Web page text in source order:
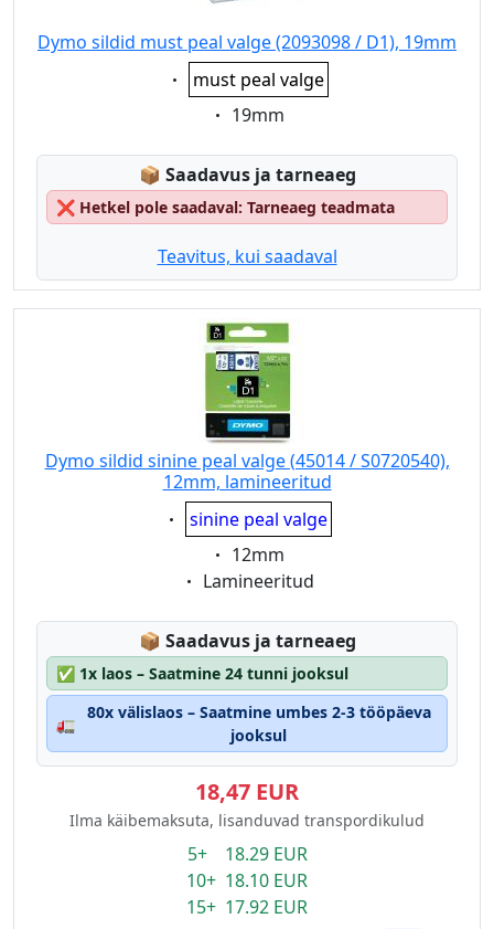
Dymo sildid must peal valge (2093098 / D1), 19mm
Eigenschaft:
must peal valge
Eigenschaft:
19mm
📦 Lagerstatus:
Saadavus ja tarneaeg
❌ Hetkel pole saadaval: Tarneaeg teadmata
Teavitus, kui saadaval
Dymo sildid sinine peal valge (45014 / S0720540),
12mm, lamineeritud
Eigenschaft:
sinine peal valge
Eigenschaft:
12mm
Eigenschaft:
Lamineeritud
📦 Lagerstatus:
Saadavus ja tarneaeg
✅ 1x laos – Saatmine 24 tunni jooksul
🚛
80x välislaos – Saatmine umbes 2-3 tööpäeva
jooksul
18,47 EUR
Ilma käibemaksuta, lisanduvad transpordikulud
5+ 18.29 EUR
10+ 18.10 EUR
15+ 17.92 EUR